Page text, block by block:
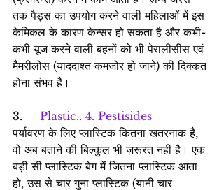
तक पैड्स का उपयोग करने वाली महिलाओं में इस
केमिकल के कारण केन्सर हो सकता है और कभी-
कभी यूज करने वाली बहनों को भी पेरालीसीस एवं
मैमरीलोस (याददाश्त कमजोर हो जाने) की दिक्कत
होना संभव हैं।
3. Plastic.. 4. Pestisides
पर्यावरण के लिए प्लास्टिक कितना खतरनाक है,
वो अब बताने की बिल्कुल भी ज़रूरत नहीं है। एक
बड़ी सी प्लास्टिक बेग में जितना प्लास्टिक आता
हो, उस से चार गुना प्लास्टिक (यानी चार